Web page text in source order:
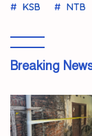
KSB NTB
Breaking